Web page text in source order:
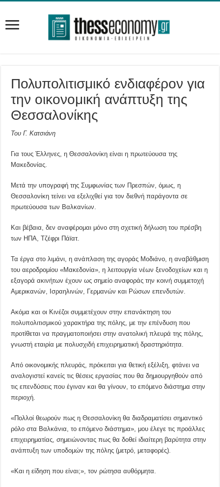
Πολυπολιτισμικό ενδιαφέρον για
την οικονομική ανάπτυξη της
Θεσσαλονίκης
Του Γ. Κατσιάνη
Για τους Έλληνες, η Θεσσαλονίκη είναι η πρωτεύουσα της
Μακεδονίας.
Μετά την υπογραφή της Συμφωνίας των Πρεσπών, όμως, η
Θεσσαλονίκη τείνει να εξελιχθεί για τον διεθνή παράγοντα σε
πρωτεύουσα των Βαλκανίων.
Και βέβαια, δεν αναφέρομαι μόνο στη σχετική δήλωση του πρέσβη
των ΗΠΑ, Τζέφρι Πάϊατ.
Τα έργα στο λιμάνι, η ανάπλαση της αγοράς Μοδιάνο, η αναβάθμιση
του αεροδρομίου «Μακεδονία», η λειτουργία νέων ξενοδοχείων και η
εξαγορά ακινήτων έχουν ως σημείο αναφοράς την κοινή συμμετοχή
Αμερικανών, Ισραηλινών, Γερμανών και Ρώσων επενδυτών.
Ακόμα και οι Κινέζοι συμμετέχουν στην επανάκτηση του
πολυπολιτισμικού χαρακτήρα της πόλης, με την επένδυση που
προτίθεται να πραγματοποιήσει στην ανατολική πλευρά της πόλης,
γνωστή εταιρία με πολυσχιδή επιχειρηματική δραστηριότητα.
Από οικονομικής πλευράς, πρόκειται για θετική εξέλιξη, φτάνει να
αναλογιστεί κανείς τις θέσεις εργασίας που θα δημιουργηθούν από
τις επενδύσεις που έγιναν και θα γίνουν, το επόμενο διάστημα στην
περιοχή.
«Πολλοί θεωρούν πως η Θεσσαλονίκη θα διαδραματίσει σημαντικό
ρόλο στα Βαλκάνια, το επόμενο διάστημα», μου έλεγε τις προάλλες
επιχειρηματίας, σημειώνοντας πως θα δοθεί ιδιαίτερη βαρύτητα στην
ανάπτυξη των υποδομών της πόλης (μετρό, μεταφορές).
«Και η είδηση που είναι;», τον ρώτησα αυθόρμητα.